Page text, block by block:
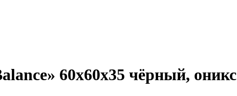
60х60х35 чёрный, оникс